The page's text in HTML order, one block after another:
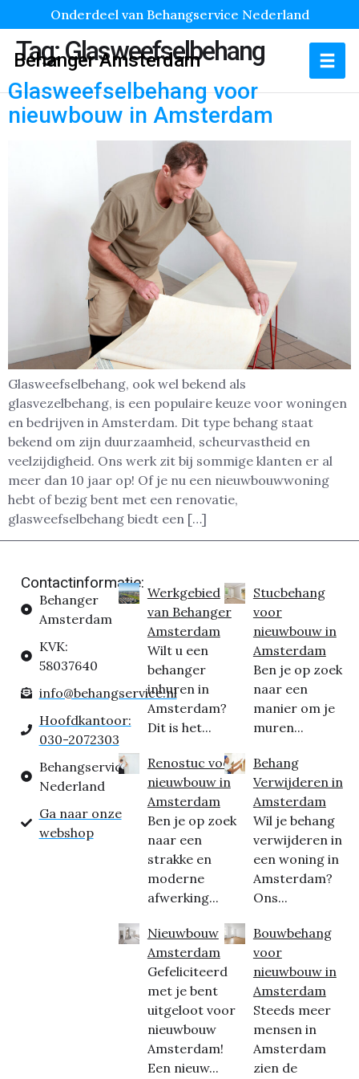
Onderdeel van Behangservice Nederland
Behanger Amsterdam
Tag:Glasweefselbehang
Glasweefselbehang voor
nieuwbouw in Amsterdam
Glasweefselbehang, ook wel bekend als
glasvezelbehang, is een populaire keuze voor woningen
en bedrijven in Amsterdam. Dit type behang staat
bekend om zijn duurzaamheid, scheurvastheid en
veelzijdigheid. Ons werk zit bij sommige klanten er al
meer dan 10 jaar op! Of je nu een nieuwbouwwoning
hebt of bezig bent met een renovatie,
glasweefselbehang biedt een […]
Contactinformatie:
Behanger
Amsterdam
KVK:
58037640
info@behangservice.nl
Hoofdkantoor:
030-2072303
Behangservice
Nederland
Ga naar onze
webshop
Werkgebied
van Behanger
Amsterdam
Wilt u een
behanger
inhuren in
Amsterdam?
Dit is het...
Renostuc voor
nieuwbouw in
Amsterdam
Ben je op zoek
naar een
strakke en
moderne
afwerking...
Nieuwbouw
Amsterdam
Gefeliciteerd
met je bent
uitgeloot voor
nieuwbouw
Amsterdam!
Een nieuw...
Stucbehang
voor
nieuwbouw in
Amsterdam
Ben je op zoek
naar een
manier om je
muren...
Behang
Verwijderen in
Amsterdam
Wil je behang
verwijderen in
een woning in
Amsterdam?
Ons...
Bouwbehang
voor
nieuwbouw in
Amsterdam
Steeds meer
mensen in
Amsterdam
zien de